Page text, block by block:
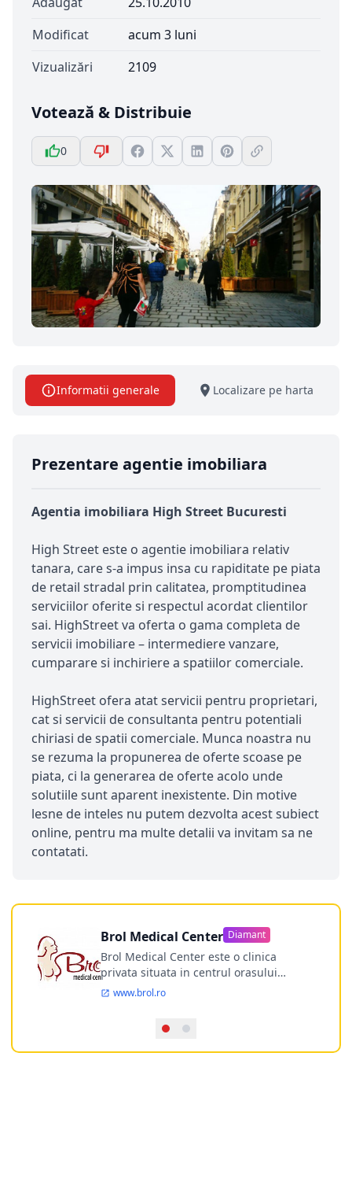
Modificat
acum 3 luni
Vizualizări
2109
Votează & Distribuie
0
Informatii generale Localizare pe harta
Prezentare agentie imobiliara
Agentia imobiliara High Street Bucuresti
High Street este o agentie imobiliara relativ
tanara, care s-a impus insa cu rapiditate pe piata
de retail stradal prin calitatea, promptitudinea
serviciilor oferite si respectul acordat clientilor
sai. HighStreet va oferta o gama completa de
servicii imobiliare – intermediere vanzare,
cumparare si inchiriere a spatiilor comerciale.
HighStreet ofera atat servicii pentru proprietari,
cat si servicii de consultanta pentru potentiali
chiriasi de spatii comerciale. Munca noastra nu
se rezuma la propunerea de oferte scoase pe
piata, ci la generarea de oferte acolo unde
solutiile sunt aparent inexistente. Din motive
lesne de inteles nu putem dezvolta acest subiect
online, pentru ma multe detalii va invitam sa ne
contatati.
Brol Medical Center Diamant
Brol Medical Center este o clinica
privata situata in centrul orasului
Timisoara avand o experienta de
desfasoara activitatea intr-un spital
ultramodern.
www.brol.ro